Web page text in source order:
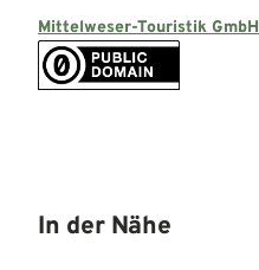
Mittelweser-Touristik GmbH
In der Nähe